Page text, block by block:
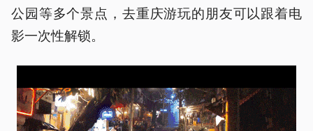
公园等多个景点，去重庆游玩的朋友可以跟着电
影一次性解锁。